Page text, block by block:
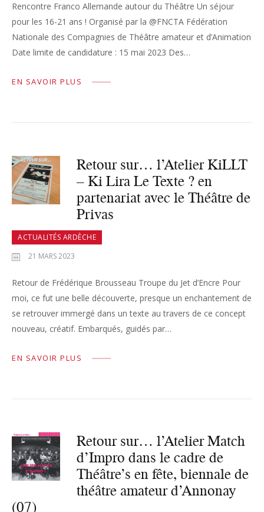
Rencontre Franco Allemande autour du Théâtre Un séjour
pour les 16-21 ans ! Organisé par la @FNCTA Fédération
Nationale des Compagnies de Théâtre amateur et d’Animation
Date limite de candidature : 15 mai 2023 Des…
EN SAVOIR PLUS
Retour sur… l’Atelier KiLLT
– Ki Lira Le Texte ? en
partenariat avec le Théâtre de
Privas
ACTUALITÉS ARDÈCHE
21 MARS 2023
Retour de Frédérique Brousseau Troupe du Jet d’Encre Pour
moi, ce fut une belle découverte, presque un enchantement de
se retrouver immergé dans un texte au travers de ce concept
nouveau, créatif. Embarqués, guidés par…
EN SAVOIR PLUS
Retour sur… l’Atelier Match
d’Impro dans le cadre de
Théâtre’s en fête, biennale de
théâtre amateur d’Annonay
(07)